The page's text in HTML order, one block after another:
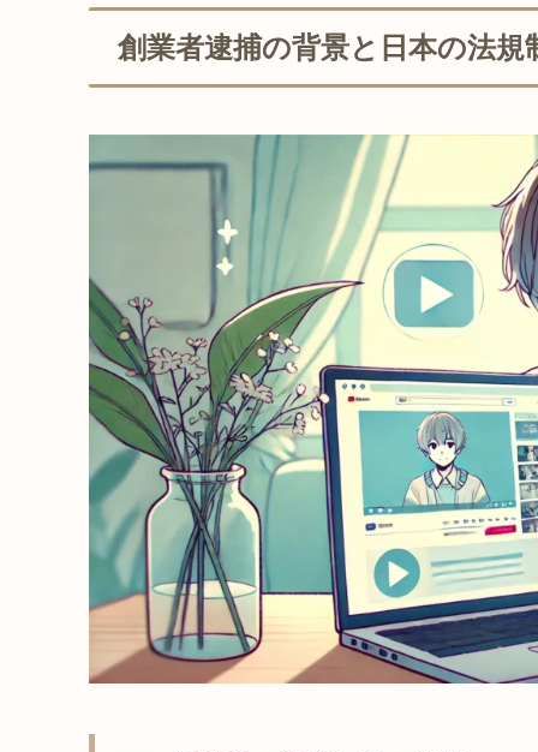
創業者逮捕の背景と日本の法規